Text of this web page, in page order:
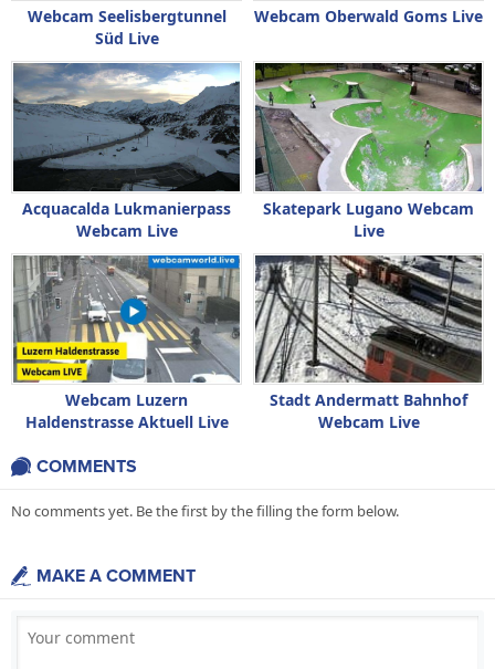
Webcam Seelisbergtunnel
Süd Live
Webcam Oberwald Goms Live
Acquacalda Lukmanierpass
Webcam Live
Skatepark Lugano Webcam
Live
Webcam Luzern
Haldenstrasse Aktuell Live
Stadt Andermatt Bahnhof
Webcam Live
COMMENTS
No comments yet. Be the first by the filling the form below.
MAKE A COMMENT